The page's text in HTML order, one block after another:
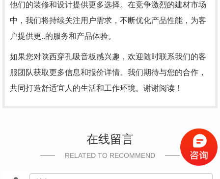
他们的装修和设计提供更多选择。在竞争激烈的建材市场
中，我们将持续关注用户需求，不断优化产品性能，为客
户提供更..的服务和产品体验。
如果您对陕西穿孔吸音板感兴趣，欢迎随时联系我们的客
服团队获取更多信息和报价详情。我们期待与您的合作，
共同打造舒适宜人的生活和工作环境。谢谢阅读！
在线留言
RELATED TO RECOMMEND